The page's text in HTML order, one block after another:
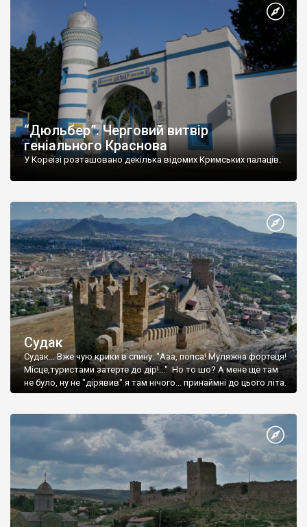
“Дюльбер”. Черговий витвір
геніального Краснова
У Кореїзі розташовано декілька відомих Кримських палаців.
Судак
Судак... Вже чую крики в спину: "Ааа, попса! Муляжна фортеця!
Місце,туристами затерте до дір!..." Но то шо? А мене ще там
не було, ну не "дірявив" я там нічого... принаймні до цього літа.